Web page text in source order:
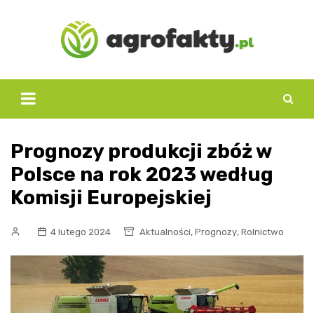
Prognozy produkcji zbóż w
Polsce na rok 2023 według
Komisji Europejskiej
4 lutego 2024 Aktualności, Prognozy, Rolnictwo